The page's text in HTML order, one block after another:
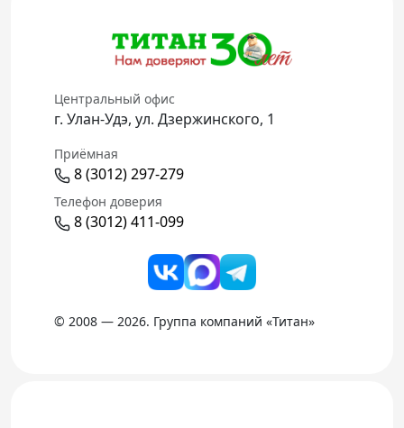
Центральный офис
г. Улан-Удэ, ул. Дзержинского, 1
Приёмная
8 (3012) 297-279
Телефон доверия
8 (3012) 411-099
© 2008 — 2026. Группа компаний «Титан»